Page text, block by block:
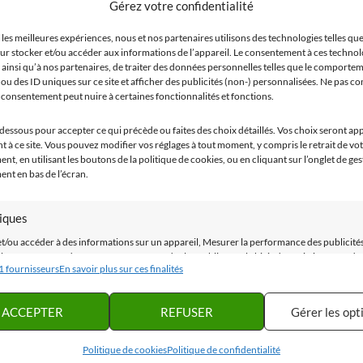
Gérez votre confidentialité
meilleures expériences, nous et nos partenaires utilisons des technologies telles
stocker et/ou accéder aux informations de l’appareil. Le consentement à ces
qu’à nos partenaires, de traiter des données personnelles telles que le
des ID uniques sur ce site et afficher des publicités (non-) personnalisées. Ne pas
peut nuire à certaines fonctionnalités et fonctions.
pour accepter ce qui précède ou faites des choix détaillés. Vos choix seront
à ce site. Vous pouvez modifier vos réglages à tout moment, y compris le retrait de
en utilisant les boutons de la politique de cookies, ou en cliquant sur l’onglet de
en bas de l’écran.
ou accéder à des informations sur un appareil, Mesurer la performance des
la performance des contenus, Comprendre les publics par le biais de statistiques ou de
de données provenant de différentes sources.
la publicité, Créer des profils pour la publicité personnalisée, Utiliser des profils
fournisseursEn savoir plus sur ces finalités
ACCEPTER REFUSER Gérer les
Politique de cookiesPolitique de confidentialité
5 lieux à ne pas manquer en Haute-Vienne
La vieille ville de Genève : Les 10 lieux incontournables à
Les gorges du Sierroz en Savoie, un attrape-touristes ?
Newsletter :
Ne manquez pas nos conseils de destinations
Votre adresse mail sera utilisée uniquement pour vous
Vous pourrez vous désabonnez à tout moment en cliquant
est intégré dans nos mails.